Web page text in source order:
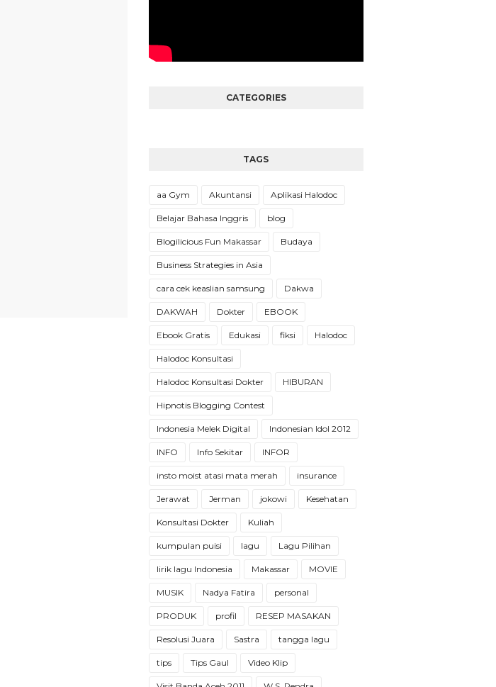
CATEGORIES
TAGS
aa Gym Akuntansi Aplikasi Halodoc
Belajar Bahasa Inggris blog
Blogilicious Fun Makassar Budaya
Business Strategies in Asia
cara cek keaslian samsung Dakwa
DAKWAH Dokter EBOOK
Ebook Gratis Edukasi fiksi Halodoc
Halodoc Konsultasi
Halodoc Konsultasi Dokter HIBURAN
Hipnotis Blogging Contest
Indonesia Melek Digital Indonesian Idol 2012
INFO Info Sekitar INFOR
insto moist atasi mata merah insurance
Jerawat Jerman jokowi Kesehatan
Konsultasi Dokter Kuliah
kumpulan puisi lagu Lagu Pilihan
lirik lagu Indonesia Makassar MOVIE
MUSIK Nadya Fatira personal
PRODUK profil RESEP MASAKAN
Resolusi Juara Sastra tangga lagu
tips Tips Gaul Video Klip